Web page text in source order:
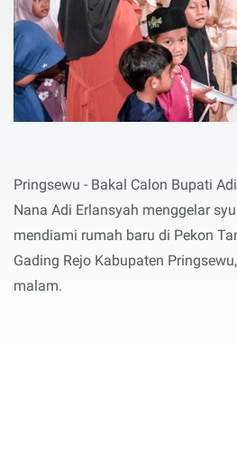
Pringsewu - Bakal Calon Bupati
Nana Adi Erlansyah menggelar
mendiami rumah baru di Pekon
Gading Rejo Kabupaten
malam.